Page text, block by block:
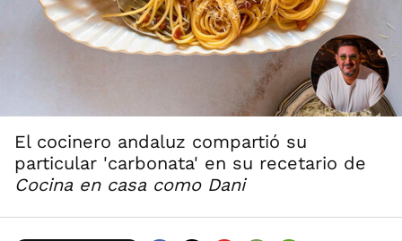
El cocinero andaluz compartió su
particular 'carbonata' en su recetario de
Cocina en casa como Dani